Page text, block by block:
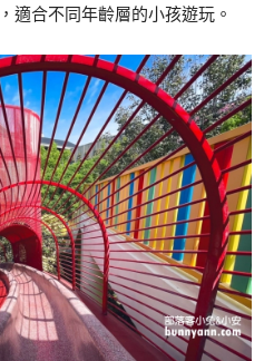
適合不同年齡層的小孩遊玩。